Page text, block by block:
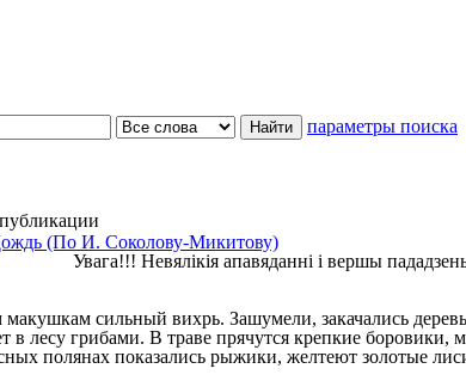
параметры поиска
(По И. Соколову-Микитову)
Увага!!! Невялікія апавяданні і вершы
сильный вихрь. Зашумели, закачались
лесу грибами. В траве прячутся крепкие
полянах показались рыжики, желтеют золотые